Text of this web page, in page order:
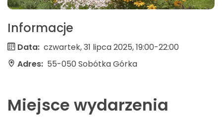
Informacje
Data: czwartek, 31 lipca 2025, 19:00-22:00
Adres: 55-050 Sobótka Górka
Miejsce wydarzenia